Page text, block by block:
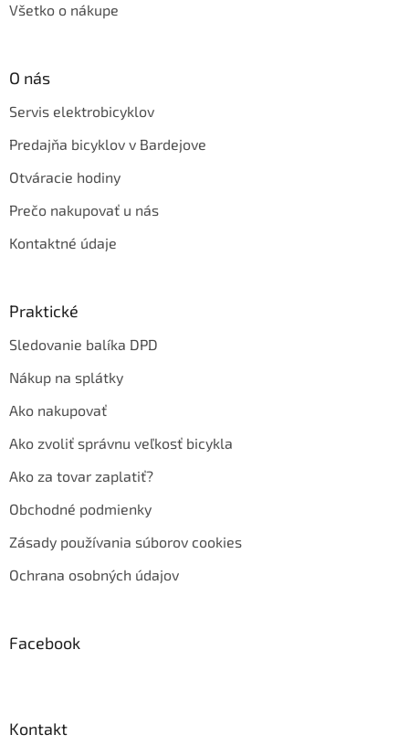
Všetko o nákupe
O nás
Servis elektrobicyklov
Predajňa bicyklov v Bardejove
Otváracie hodiny
Prečo nakupovať u nás
Kontaktné údaje
Praktické
Sledovanie balíka DPD
Nákup na splátky
Ako nakupovať
Ako zvoliť správnu veľkosť bicykla
Ako za tovar zaplatiť?
Obchodné podmienky
Zásady používania súborov cookies
Ochrana osobných údajov
Facebook
Kontakt